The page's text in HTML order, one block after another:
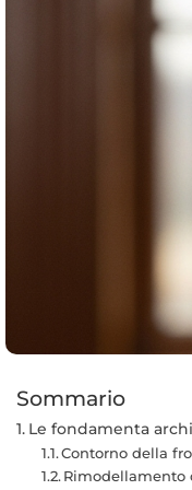
Sommario
Le fondamenta
Contorno della
Rimodellamento